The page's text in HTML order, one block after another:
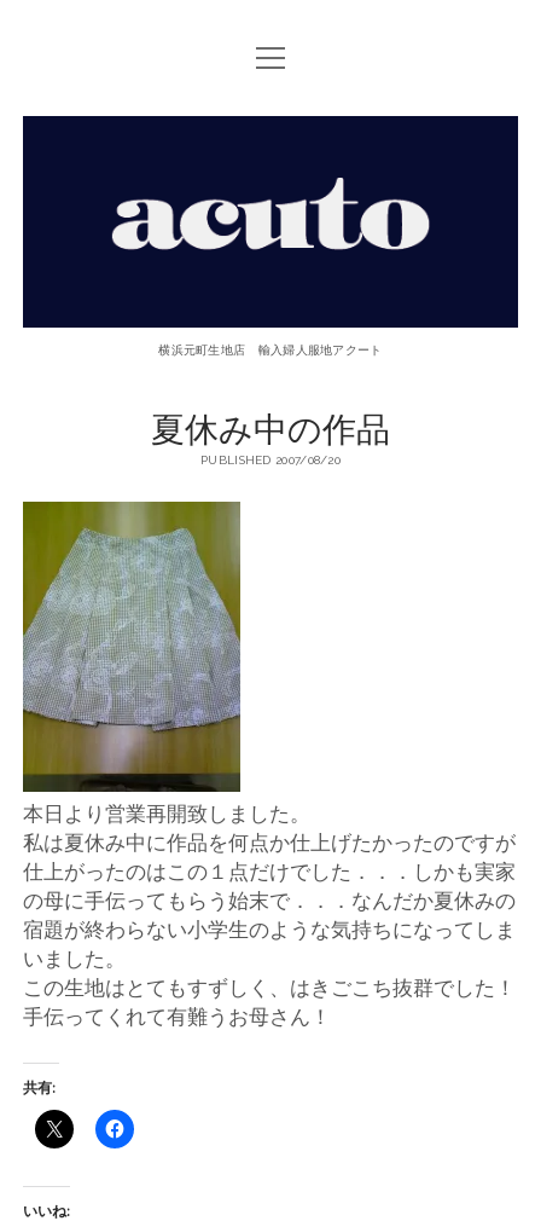
TOP PAGE
ACUTOについて
open
menu
元
地
店
輸
入
人
服
地
ア
ク
ー
ト
横浜元町生地店 輸入婦人服地アクート
夏休み中の作品
PUBLISHED 2007/08/20
本日より営業再開致しました。
私は夏休み中に作品を何点か仕上げたかったのですが
仕上がったのはこの１点だけでした．．．しかも実家
の母に手伝ってもらう始末で．．．なんだか夏休みの
宿題が終わらない小学生のような気持ちになってしま
いました。
この生地はとてもすずしく、はきごこち抜群でした！
手伝ってくれて有難うお母さん！
共有:
いいね: